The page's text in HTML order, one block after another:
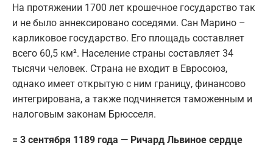
На протяжении 1700 лет крошечное государство так
и не было аннексировано соседями. Сан Марино –
карликовое государство. Его площадь составляет
всего 60,5 км². Население страны составляет 34
тысячи человек. Страна не входит в Евросоюз,
однако имеет открытую с ним границу, финансово
интегрирована, а также подчиняется таможенным и
налоговым законам Брюсселя.
= 3 сентября 1189 года — Ричард Львиное сердце